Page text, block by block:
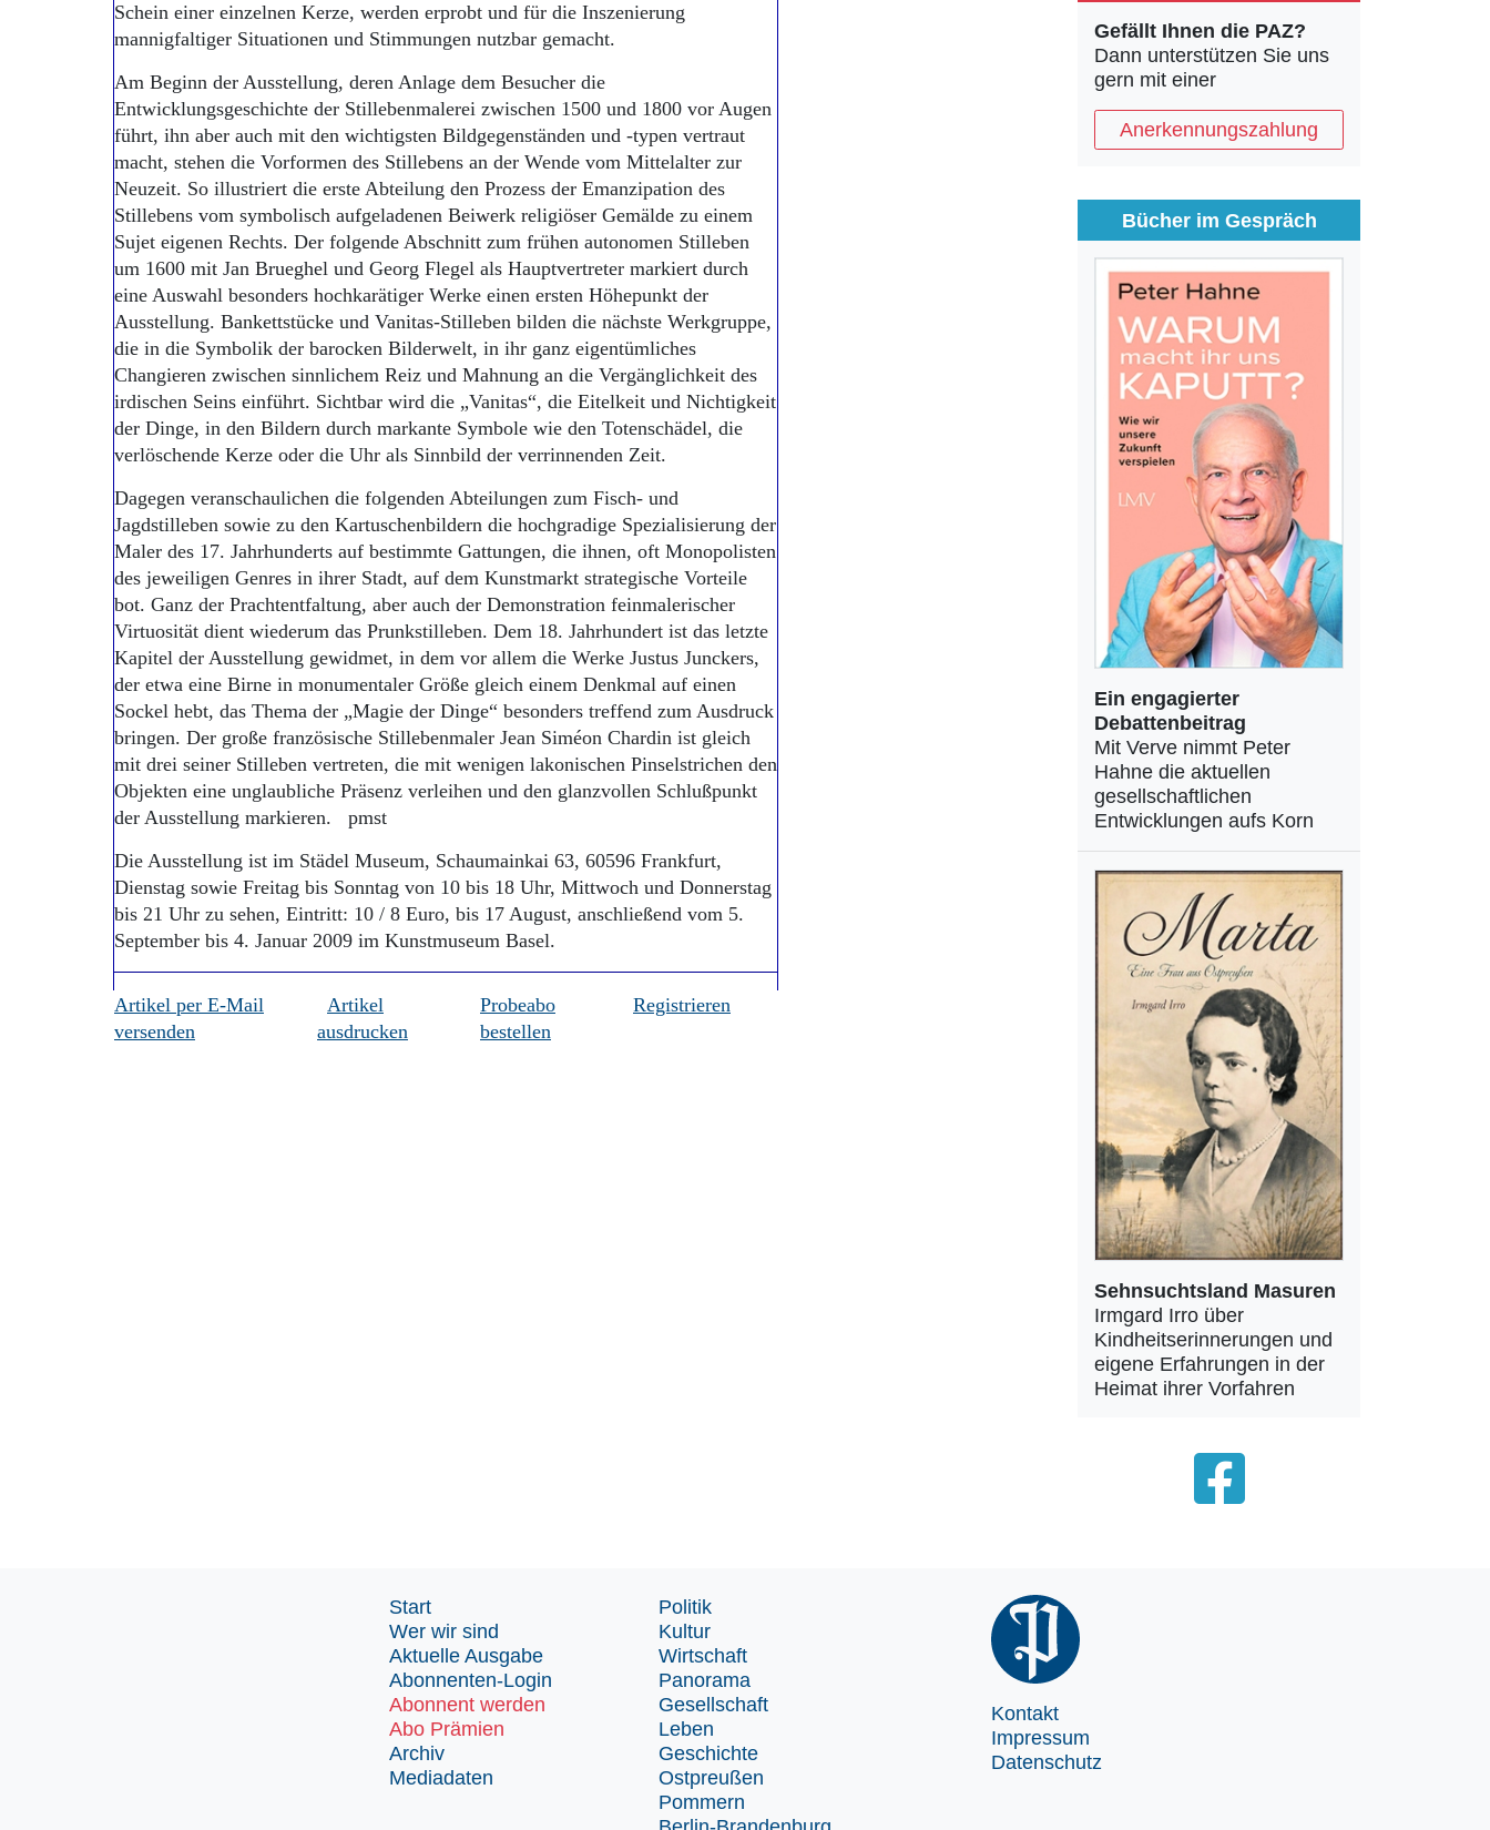
Schein einer einzelnen Kerze, werden erprobt und für die Inszenierung
mannigfaltiger Situationen und Stimmungen nutzbar gemacht.
Am Beginn der Ausstellung, deren Anlage dem Besucher die
Entwicklungsgeschichte der Stillebenmalerei zwischen 1500 und 1800 vor Augen
führt, ihn aber auch mit den wichtigsten Bildgegenständen und -typen vertraut
macht, stehen die Vorformen des Stillebens an der Wende vom Mittelalter zur
Neuzeit. So illustriert die erste Abteilung den Prozess der Emanzipation des
Stillebens vom symbolisch aufgeladenen Beiwerk religiöser Gemälde zu einem
Sujet eigenen Rechts. Der folgende Abschnitt zum frühen autonomen Stilleben
um 1600 mit Jan Brueghel und Georg Flegel als Hauptvertreter markiert durch
eine Auswahl besonders hochkarätiger Werke einen ersten Höhepunkt der
Ausstellung. Bankettstücke und Vanitas-Stilleben bilden die nächste Werkgruppe,
die in die Symbolik der barocken Bilderwelt, in ihr ganz eigentümliches
Changieren zwischen sinnlichem Reiz und Mahnung an die Vergänglichkeit des
irdischen Seins einführt. Sichtbar wird die „Vanitas“, die Eitelkeit und Nichtigkeit
der Dinge, in den Bildern durch markante Symbole wie den Totenschädel, die
verlöschende Kerze oder die Uhr als Sinnbild der verrinnenden Zeit.
Dagegen veranschaulichen die folgenden Abteilungen zum Fisch- und
Jagdstilleben sowie zu den Kartuschenbildern die hochgradige Spezialisierung der
Maler des 17. Jahrhunderts auf bestimmte Gattungen, die ihnen, oft Monopolisten
des jeweiligen Genres in ihrer Stadt, auf dem Kunstmarkt strategische Vorteile
bot. Ganz der Prachtentfaltung, aber auch der Demonstration feinmalerischer
Virtuosität dient wiederum das Prunkstilleben. Dem 18. Jahrhundert ist das letzte
Kapitel der Ausstellung gewidmet, in dem vor allem die Werke Justus Junckers,
der etwa eine Birne in monumentaler Größe gleich einem Denkmal auf einen
Sockel hebt, das Thema der „Magie der Dinge“ besonders treffend zum Ausdruck
bringen. Der große französische Stillebenmaler Jean Siméon Chardin ist gleich
mit drei seiner Stilleben vertreten, die mit wenigen lakonischen Pinselstrichen den
Objekten eine unglaubliche Präsenz verleihen und den glanzvollen Schlußpunkt
der Ausstellung markieren. pmst
Die Ausstellung ist im Städel Museum, Schaumainkai 63, 60596 Frankfurt,
Dienstag sowie Freitag bis Sonntag von 10 bis 18 Uhr, Mittwoch und Donnerstag
bis 21 Uhr zu sehen, Eintritt: 10 / 8 Euro, bis 17 August, anschließend vom 5.
September bis 4. Januar 2009 im Kunstmuseum Basel.
Artikel per E-Mail
versenden
Artikel
ausdrucken
Probeabo
bestellen
Registrieren
Gefällt Ihnen die PAZ?
Dann unterstützen Sie uns
gern mit einer
Anerkennungszahlung
Bücher im Gespräch
Ein engagierter
Debattenbeitrag
Mit Verve nimmt Peter
Hahne die aktuellen
gesellschaftlichen
Entwicklungen aufs Korn
Sehnsuchtsland Masuren
Irmgard Irro über
Kindheitserinnerungen und
eigene Erfahrungen in der
Heimat ihrer Vorfahren
Start
Wer wir sind
Aktuelle Ausgabe
Abonnenten-Login
Abonnent werden
Abo Prämien
Archiv
Mediadaten
Politik
Kultur
Wirtschaft
Panorama
Gesellschaft
Leben
Geschichte
Ostpreußen
Pommern
Kontakt
Impressum
Datenschutz